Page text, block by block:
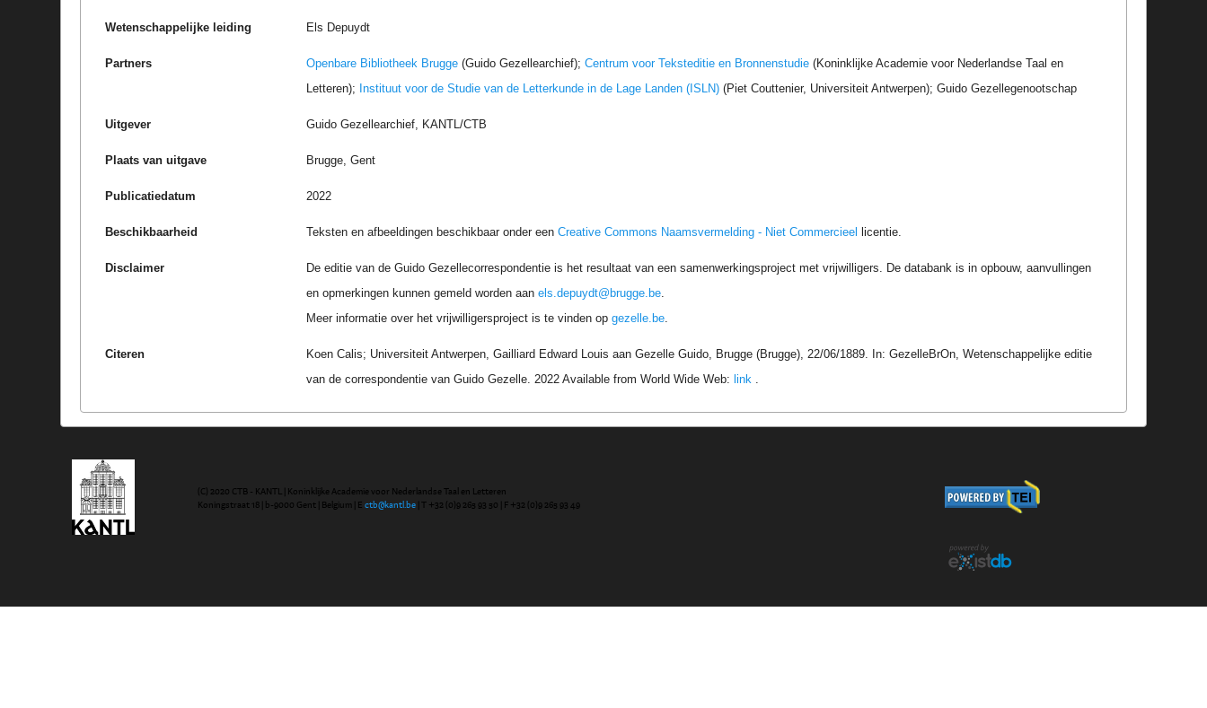
Wetenschappelijke leiding Els Depuydt
Partners Openbare Bibliotheek Brugge (Guido Gezellearchief);Centrum voor Teksteditie en Bronnenstudie (Koninklijke Academie voor Nederlandse Taal en
Letteren); Instituut voor de Studie van de Letterkunde in de Lage Landen (ISLN) (Piet Couttenier, Universiteit Antwerpen); Guido Gezellegenootschap
Uitgever Guido Gezellearchief, KANTL/CTB
Plaats van uitgave Brugge, Gent
Publicatiedatum 2022
Beschikbaarheid Teksten en afbeeldingen beschikbaar onder eenCreative Commons Naamsvermelding - Niet Commercieel licentie.
Disclaimer
De editie van de Guido Gezellecorrespondentie is het resultaat van een samenwerkingsproject met vrijwilligers. De databank is in opbouw, aanvullingen
en opmerkingen kunnen gemeld worden aanels.depuydt@brugge.be.
Meer informatie over het vrijwilligersproject is te vinden opgezelle.be.
Citeren
Koen Calis; Universiteit Antwerpen, Gailliard Edward Louis aan Gezelle Guido, Brugge (Brugge), 22/06/1889. In: GezelleBrOn, Wetenschappelijke editie
van de correspondentie van Guido Gezelle. 2022 Available from World Wide Web: link .
(C) 2020 CTB - KANTL | Koninklijke Academie voor Nederlandse Taal en Letteren
Koningstraat 18 | b-9000 Gent | Belgium | Ectb@kantl.be | T +32 (0)9 265 93 50 | F +32 (0)9 265 93 49